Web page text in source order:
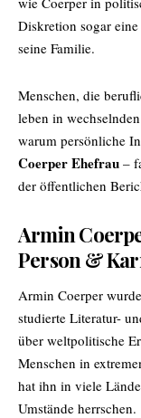
Diskretion sogar eine
seine Familie.
Menschen, die
leben in
warum persönliche
Coerper Ehefrau –
der öffentlichen
Armin
Person &
Armin Coerper
studierte Literatur-
über weltpolitische
Menschen in
hat ihn in viele
Umstände herrschen.